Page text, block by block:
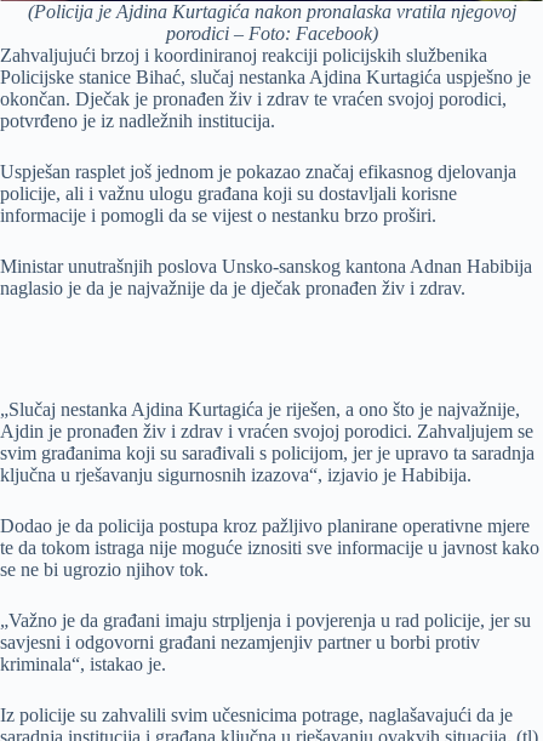
(Policija je Ajdina Kurtagića nakon pronalaska vratila njegovoj
porodici – Foto: Facebook)
Zahvaljujući brzoj i koordiniranoj reakciji policijskih službenika
Policijske stanice Bihać, slučaj nestanka Ajdina Kurtagića uspješno je
okončan. Dječak je pronađen živ i zdrav te vraćen svojoj porodici,
potvrđeno je iz nadležnih institucija.
Uspješan rasplet još jednom je pokazao značaj efikasnog djelovanja
policije, ali i važnu ulogu građana koji su dostavljali korisne
informacije i pomogli da se vijest o nestanku brzo proširi.
Ministar unutrašnjih poslova Unsko-sanskog kantona Adnan Habibija
naglasio je da je najvažnije da je dječak pronađen živ i zdrav.
„Slučaj nestanka Ajdina Kurtagića je riješen, a ono što je najvažnije,
Ajdin je pronađen živ i zdrav i vraćen svojoj porodici. Zahvaljujem se
svim građanima koji su sarađivali s policijom, jer je upravo ta saradnja
ključna u rješavanju sigurnosnih izazova“, izjavio je Habibija.
Dodao je da policija postupa kroz pažljivo planirane operativne mjere
te da tokom istraga nije moguće iznositi sve informacije u javnost kako
se ne bi ugrozio njihov tok.
„Važno je da građani imaju strpljenja i povjerenja u rad policije, jer su
savjesni i odgovorni građani nezamjenjiv partner u borbi protiv
kriminala“, istakao je.
Iz policije su zahvalili svim učesnicima potrage, naglašavajući da je